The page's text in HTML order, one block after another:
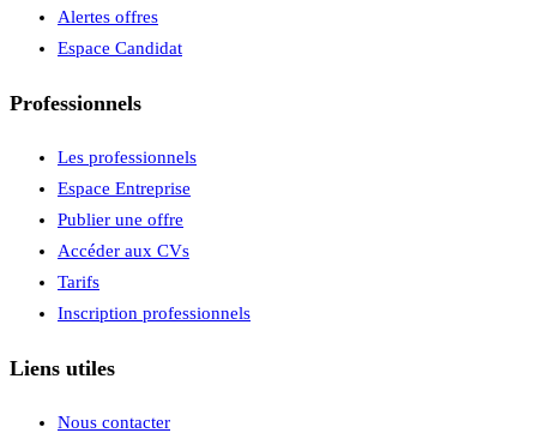
Alertes offres
Espace Candidat
Professionnels
Les professionnels
Espace Entreprise
Publier une offre
Accéder aux CVs
Tarifs
Inscription professionnels
Liens utiles
Nous contacter